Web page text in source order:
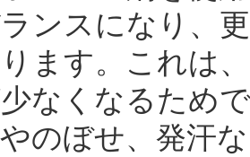
ンスになり、
ます。これは
なくなるため
のぼせ、発汗